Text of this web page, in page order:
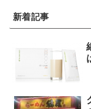
新着記事